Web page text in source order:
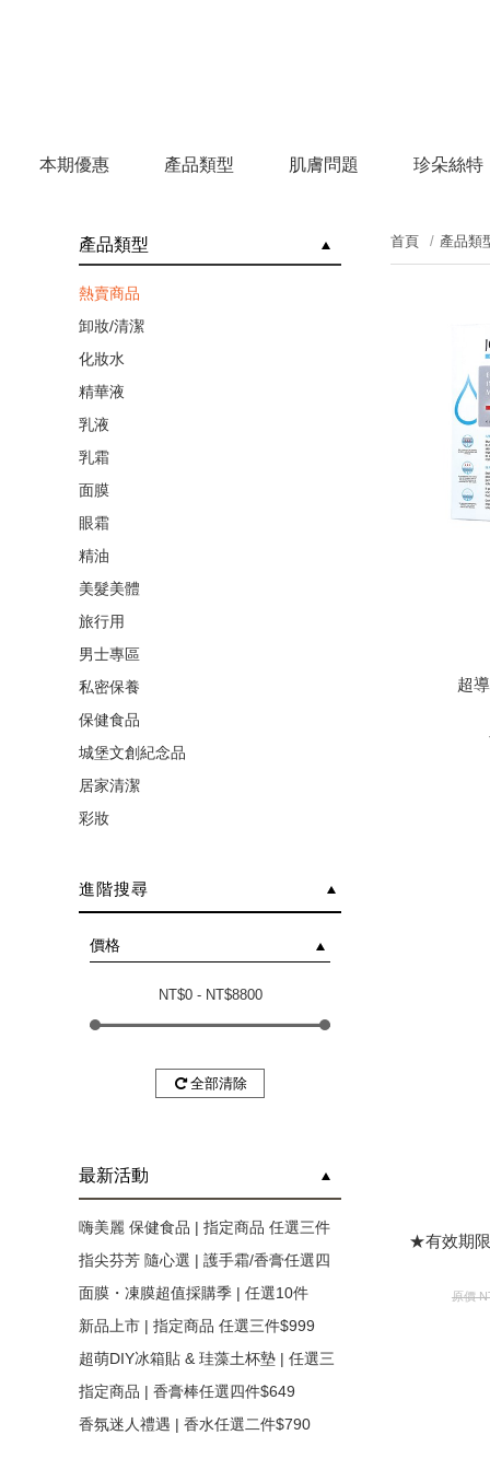
本期優惠 產品類型 肌膚問題 珍朵絲特
產品類型
熱賣商品
卸妝/清潔
化妝水
精華液
乳液
乳霜
面膜
眼霜
精油
美髮美體
旅行用
男士專區
私密保養
保健食品
城堡文創紀念品
居家清潔
彩妝
進階搜尋
價格
NT$0- NT$8800
全部清除
最新活動
嗨美麗 保健食品 | 指定商品 任選三件
$1600 (不列入滿額折活動)
指尖芬芳 隨心選 | 護手霜/香膏任選四
件$590
面膜・凍膜超值採購季 | 任選10件
$850(售完不補)
新品上市 | 指定商品 任選三件$999
超萌DIY冰箱貼 & 珪藻土杯墊 | 任選三
件$318
指定商品 | 香膏棒任選四件$649
香氛迷人禮遇 | 香水任選二件$790
首頁 產品類
超
★有效期
原價